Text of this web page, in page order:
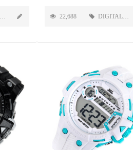
22,688 DIGITAL